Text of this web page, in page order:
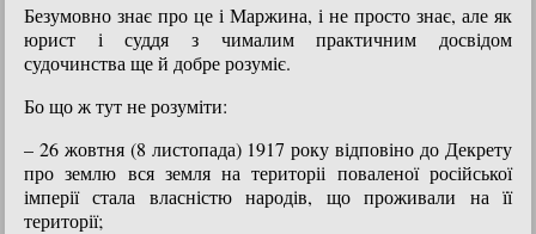
Безумовно знає про це і Маржина, і не просто знає, але як
юрист і суддя з чималим практичним досвідом
судочинства ще й добре розуміє.
Бо що ж тут не розуміти:
– 26 жовтня (8 листопада) 1917 року відповіно до Декрету
про землю вся земля на територіі поваленої російської
імперії стала власністю народів, що проживали на її
території;